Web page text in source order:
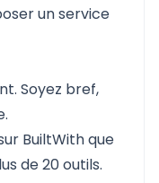
un service
Soyez bref,
BuiltWith que
de 20 outils.